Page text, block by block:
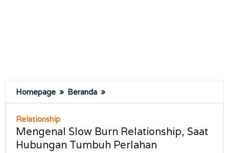
Homepage » Beranda »
Slow
Relationship,
Saat
Hubungan
Relationship
Mengenal Slow Burn Relationship, Saat
Hubungan Tumbuh Perlahan